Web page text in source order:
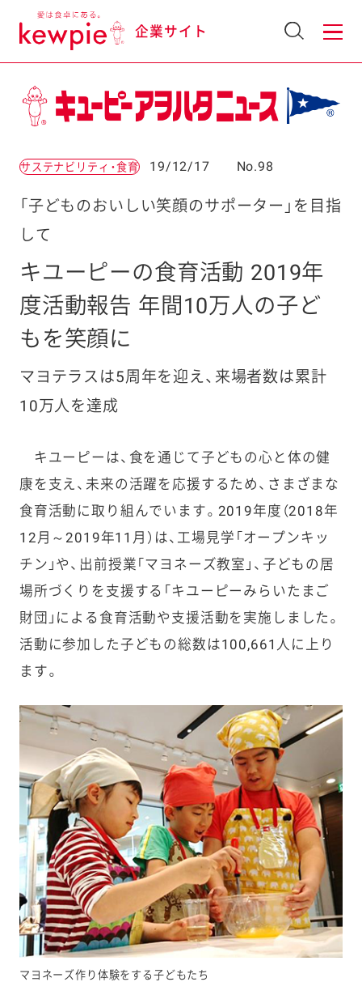
企業サイト
サステナビリティ・食育 19/12/17 No.98
「子どものおいしい笑顔のサポーター」を目指
して
キユーピーの食育活動 2019年
度活動報告 年間10万人の子ど
もを笑顔に
マヨテラスは5周年を迎え、来場者数は累計
10万人を達成
キユーピーは、食を通じて子どもの心と体の健
康を支え、未来の活躍を応援するため、さまざまな
食育活動に取り組んでいます。2019年度（2018年
12月～2019年11月）は、工場見学「オープンキッ
チン」や、出前授業「マヨネーズ教室」、子どもの居
場所づくりを支援する「キユーピーみらいたまご
財団」による食育活動や支援活動を実施しました。
活動に参加した子どもの総数は100,661人に上り
ます。
マヨネーズ作り体験をする子どもたち